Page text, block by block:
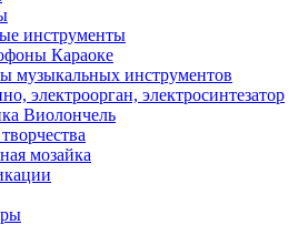
инструменты
Караоке
музыкальных инструментов
электроорган, электросинтезатор
Виолончель
мозайка